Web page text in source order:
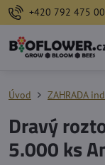
+420 792 475
Úvod ZAHRADA
Dravý
5.000 ks